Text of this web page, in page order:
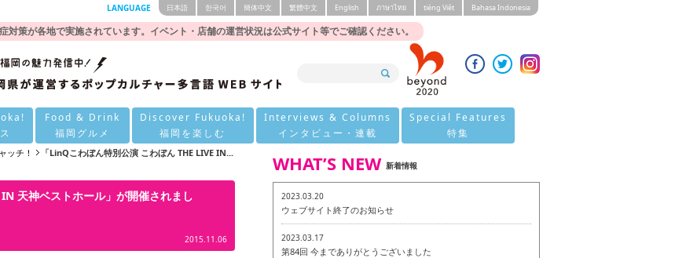
対策が各地で実施されています。イベント・店舗の運営状況は公式サイト等でご確認ください。
LANGUAGE 日本語 한국어 簡体中文 繁體中文 English ภาษาไทย tiéng Viêt Bahasa Indonesia
Food & Drink
福岡グルメ
Discover Fukuoka!
福岡を楽しむ
Interviews & Columns
インタビュー・連載
Special Features
特集
ッチ！ 「LinQこわぼん特別公演 こわぼん THE LIVE IN...
天神ベストホール」が開催されまし
2015.11.06
WHAT’S NEW 新着情報
2023.03.20
ウェブサイト終了のお知らせ
2023.03.17
第84回 今までありがとうございました